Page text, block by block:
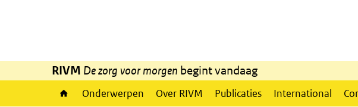
RIVM De zorg voor morgen begint vandaag
Onderwerpen Over RIVM Publicaties International